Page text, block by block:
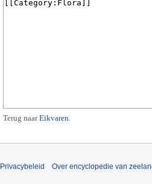
Terug naarEikvaren.
Privacybeleid Over encyclopedie van